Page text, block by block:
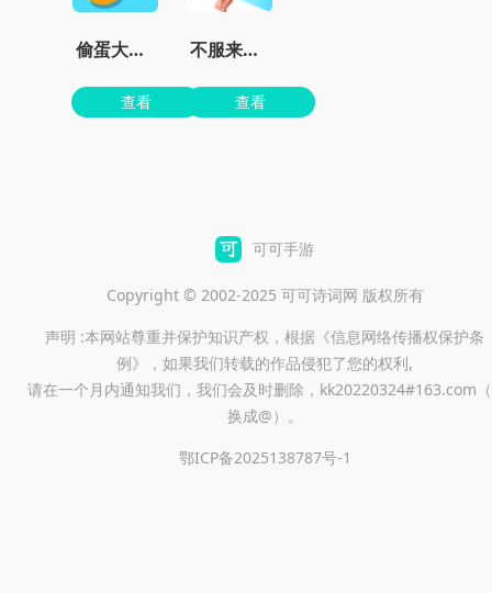
偷蛋大作战
查看
不服来战鸭正版
查看
可可手游
Copyright © 2002-2025 可可诗词网 版权所有
声明 :本网站尊重并保护知识产权，根据《信息网络传播权保护条
例》，如果我们转载的作品侵犯了您的权利,
请在一个月内通知我们，我们会及时删除，kk20220324#163.com
换成@）。
鄂ICP备2025138787号-1